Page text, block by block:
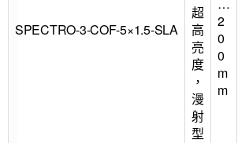
SPECTRO-3-COF-5×1.5-SLA
超
高
亮
度
，
漫
射
型
2
0
0
m
m